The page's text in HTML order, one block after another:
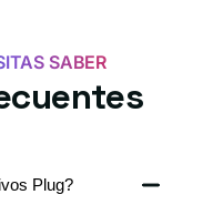
SABER
Plug?